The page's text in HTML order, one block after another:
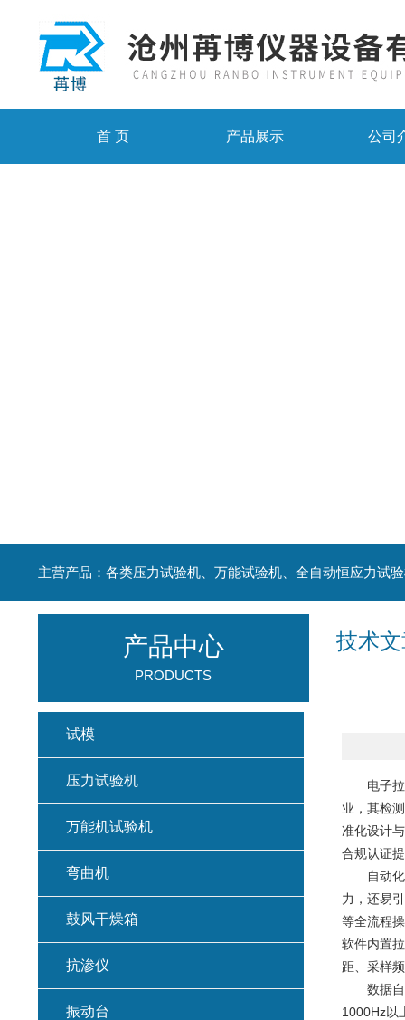
首 页 产品展示 公司
主营产品：各类压力试验机、万能试验机、全自动恒应力试
技术
电子拉力
业，其检
准化设计
合规认证
自动化与
力，还易
等全流程
软件内置
距、采样
数据自动
1000Hz以
产品中心
PRODUCTS
试模
压力试验机
万能机试验机
弯曲机
鼓风干燥箱
抗渗仪
振动台